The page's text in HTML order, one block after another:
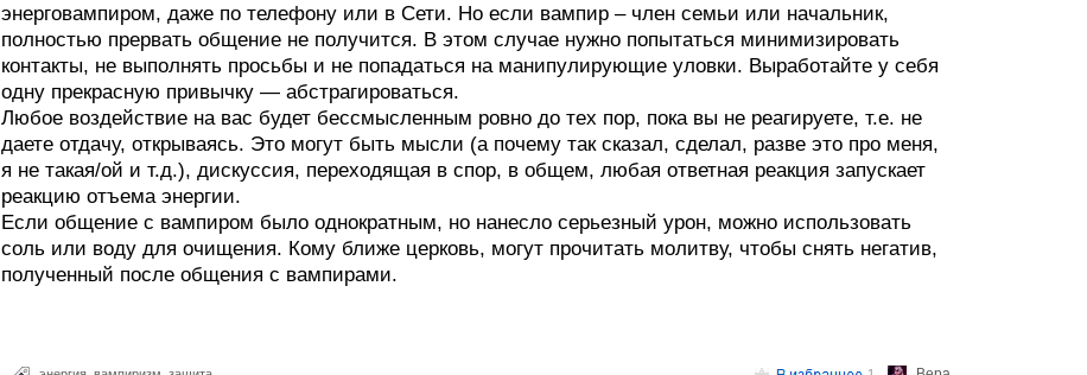
энерговампиром, даже по телефону или в Сети. Но если вампир – член семьи или начальник,
полностью прервать общение не получится. В этом случае нужно попытаться минимизировать
контакты, не выполнять просьбы и не попадаться на манипулирующие уловки. Выработайте у себя
одну прекрасную привычку — абстрагироваться.
Любое воздействие на вас будет бессмысленным ровно до тех пор, пока вы не реагируете, т.е. не
даете отдачу, открываясь. Это могут быть мысли (а почему так сказал, сделал, разве это про меня,
я не такая/ой и т.д.), дискуссия, переходящая в спор, в общем, любая ответная реакция запускает
реакцию отъема энергии.
Если общение с вампиром было однократным, но нанесло серьезный урон, можно использовать
соль или воду для очищения. Кому ближе церковь, могут прочитать молитву, чтобы снять негатив,
полученный после общения с вампирами.